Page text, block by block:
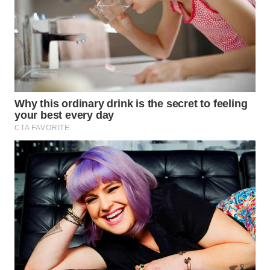
MAWAKA
ID
MARTABAT
NET
PLN
MKLI
LPKKI
LKKI
KOPEKLIN